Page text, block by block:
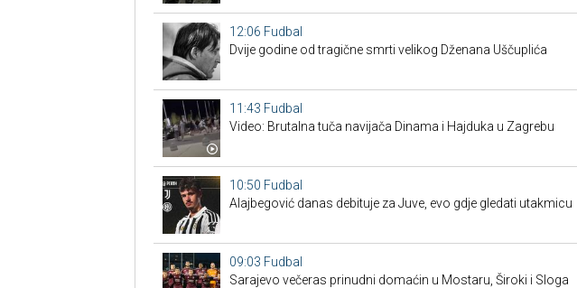
12:06 Fudbal
Dvije godine od tragične smrti velikog Dženana Uščuplića
11:43 Fudbal
Video: Brutalna tuča navijača Dinama i Hajduka u Zagrebu
10:50 Fudbal
Alajbegović danas debituje za Juve, evo gdje gledati utakmicu
09:03 Fudbal
Sarajevo večeras prinudni domaćin u Mostaru, Široki i Sloga